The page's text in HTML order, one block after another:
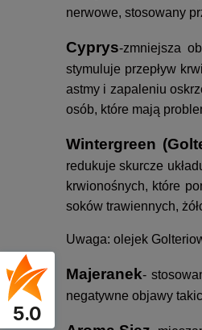
nerwowe, stosowany
Cyprys-zmniejsza
stymuluje przepływ
astmy i zapaleniu
osób, które mają
Wintergreen
redukuje skurcze
krwionośnych, które
soków trawiennych,
Uwaga: olejek
Majeranek-
negatywne objawy
5.0